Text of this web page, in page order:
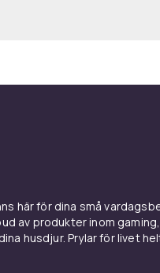
här för dina små
av produkter inom
husdjur. Prylar för livet